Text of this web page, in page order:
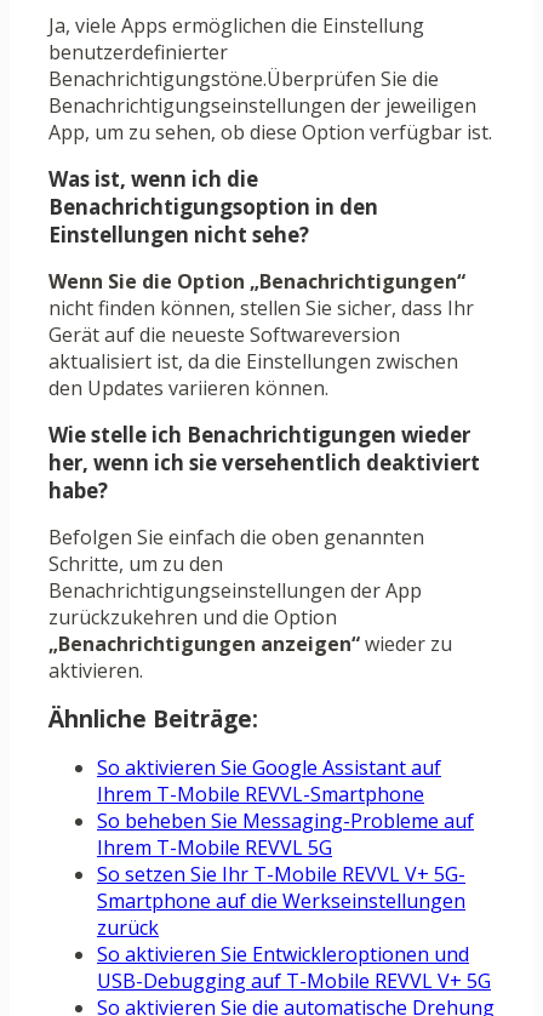
Ja, viele Apps ermöglichen die Einstellung
benutzerdefinierter
Benachrichtigungstöne.Überprüfen Sie die
Benachrichtigungseinstellungen der jeweiligen
App, um zu sehen, ob diese Option verfügbar ist.
Was ist, wenn ich die
Benachrichtigungsoption in den
Einstellungen nicht sehe?
Wenn Sie die Option „Benachrichtigungen“
nicht finden können, stellen Sie sicher, dass Ihr
Gerät auf die neueste Softwareversion
aktualisiert ist, da die Einstellungen zwischen
den Updates variieren können.
Wie stelle ich Benachrichtigungen wieder
her, wenn ich sie versehentlich deaktiviert
habe?
Befolgen Sie einfach die oben genannten
Schritte, um zu den
Benachrichtigungseinstellungen der App
zurückzukehren und die Option
„Benachrichtigungen anzeigen“wieder zu
aktivieren.
Ähnliche Beiträge:
So aktivieren Sie Google Assistant auf
Ihrem T-Mobile REVVL-Smartphone
So beheben Sie Messaging-Probleme auf
Ihrem T-Mobile REVVL 5G
So setzen Sie Ihr T-Mobile REVVL V+ 5G-
Smartphone auf die Werkseinstellungen
zurück
So aktivieren Sie Entwickleroptionen und
USB-Debugging auf T-Mobile REVVL V+ 5G
So aktivieren Sie die automatische Drehung